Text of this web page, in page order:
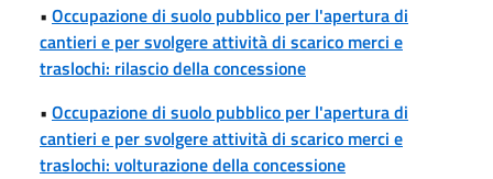
• Occupazione di suolo pubblico per l'apertura di
cantieri e per svolgere attività di scarico merci e
traslochi: rilascio della concessione
• Occupazione di suolo pubblico per l'apertura di
cantieri e per svolgere attività di scarico merci e
traslochi: volturazione della concessione